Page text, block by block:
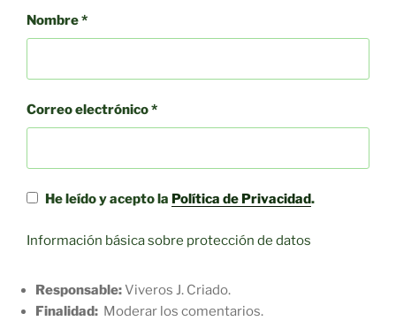
Nombre*
Correo electrónico*
He leído y acepto la Política de Privacidad.
Información básica sobre protección de datos
Responsable:Viveros J. Criado.
Finalidad: Moderar los comentarios.